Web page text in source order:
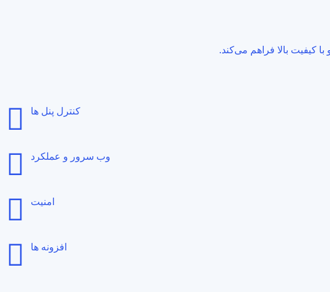
کیفیت بالا فراهم می‌کند.
کنترل پنل ها
وب سرور و عملکرد
امنیت
افزونه ها